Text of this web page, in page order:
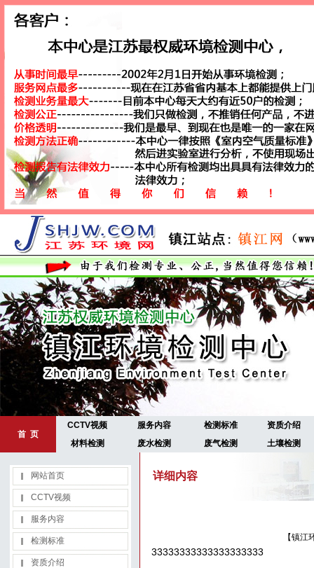
首 页
CCTV视频 服务内容 检测标准
资质介绍
材料检测
废水检测 废气检测 土壤检测
网站首页
CCTV视频
服务内容
检测标准
资质介绍
详细内容
【镇
33333333333333333333